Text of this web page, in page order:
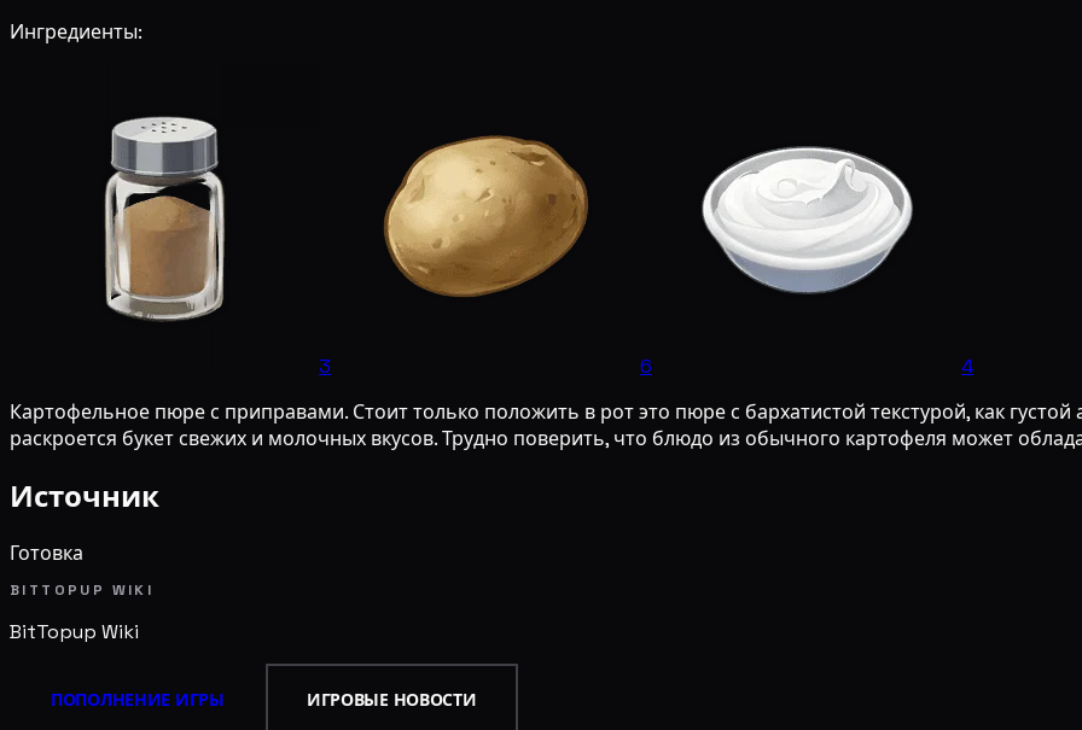
Ингредиенты:
3 6
4
Картофельное пюре с приправами. Стоит только положить в рот это пюре с бархатистой текстурой, как густой
раскроется букет свежих и молочных вкусов. Трудно поверить, что блюдо из обычного картофеля может
Источник
Готовка
BITTOPUP WIKI
BitTopup Wiki
ПОПОЛНЕНИЕ ИГРЫ ИГРОВЫЕ НОВОСТИ